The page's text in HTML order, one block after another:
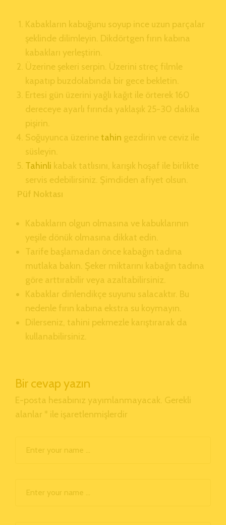
Kabakların kabuğunu soyup ince uzun parçalar
şeklinde dilimleyin. Dikdörtgen fırın kabına
kabakları yerleştirin.
Üzerine şekeri serpin. Üzerini streç filmle
kapatıp buzdolabında bir gece bekletin.
Ertesi gün üzerini yağlı kağıt ile örterek 160
dereceye ayarlı fırında yaklaşık 25-30 dakika
pişirin.
Soğuyunca üzerine tahin gezdirin ve ceviz ile
süsleyin.
Tahinli kabak tatlısını, karışık hoşaf ile birlikte
servis edebilirsiniz. Şimdiden afiyet olsun.
Püf Noktası
Kabakların olgun olmasına ve kabuklarının
yeşile dönük olmasına dikkat edin.
Tarife başlamadan önce kabağın tadına
mutlaka bakın. Şeker miktarını kabağın tadına
göre arttırabilir veya azaltabilirsiniz.
Kabaklar dinlendikçe suyunu salacaktır. Bu
nedenle fırın kabına ekstra su koymayın.
Dilerseniz, tahini pekmezle karıştırarak da
kullanabilirsiniz.
Bir cevap yazın
E-posta hesabınız yayımlanmayacak. Gerekli
alanlar * ile işaretlenmişlerdir